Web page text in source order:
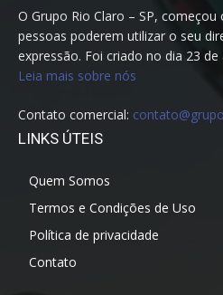
O Grupo Rio Claro – SP,
pessoas poderem utilizar o seu
expressão. Foi criado no dia 23
Leia mais sobre nós
Contato comercial:
LINKS ÚTEIS
Quem Somos
Termos e Condições de Uso
Política de privacidade
Contato